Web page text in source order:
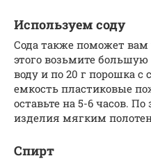
Используем соду
Сода также поможет
этого возьмите большую
воду и по 20 г порошка с
емкость пластиковые
оставьте на 5-6 часов.
изделия мягким
Спирт